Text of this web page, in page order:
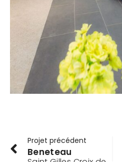
Projet précédent
Beneteau